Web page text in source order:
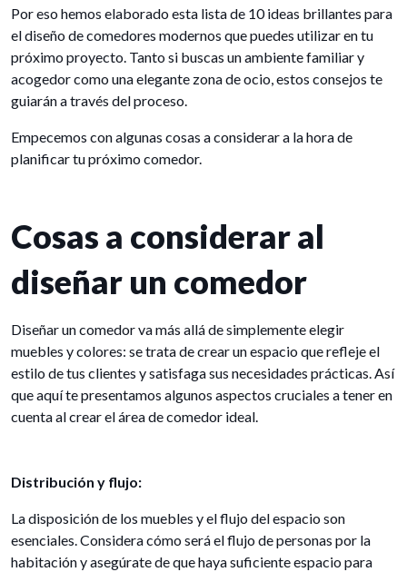
Por eso hemos elaborado esta lista de 10 ideas brillantes para
el diseño de comedores modernos que puedes utilizar en tu
próximo proyecto. Tanto si buscas un ambiente familiar y
acogedor como una elegante zona de ocio, estos consejos te
guiarán a través del proceso.
Empecemos con algunas cosas a considerar a la hora de
planificar tu próximo comedor.
Cosas a considerar al
diseñar un comedor
Diseñar un comedor va más allá de simplemente elegir
muebles y colores: se trata de crear un espacio que refleje el
estilo de tus clientes y satisfaga sus necesidades prácticas. Así
que aquí te presentamos algunos aspectos cruciales a tener en
cuenta al crear el área de comedor ideal.
Distribución y flujo:
La disposición de los muebles y el flujo del espacio son
esenciales. Considera cómo será el flujo de personas por la
habitación y asegúrate de que haya suficiente espacio para